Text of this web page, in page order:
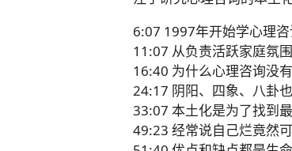
6:07 1997年开始学心理咨
11:07 从负责活跃家庭氛
16:40 为什么心理咨询没
24:17 阴阳、四象、八卦
33:07 本土化是为了找到
49:23 经常说自己烂竟然